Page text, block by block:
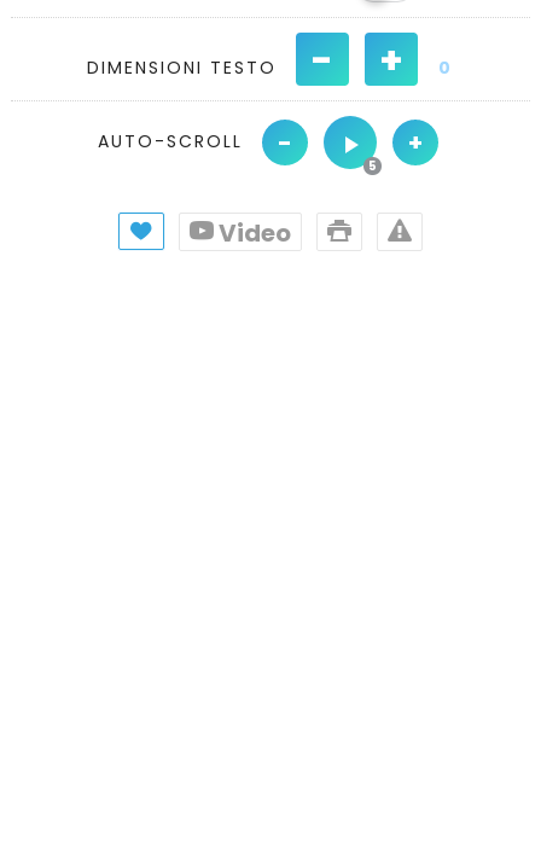
DIMENSIONI TESTO - + 0
AUTO-SCROLL - +
Video